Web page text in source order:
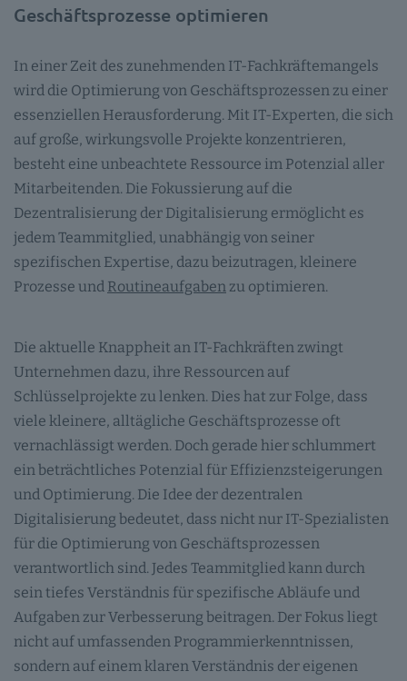
Geschäftsprozesse optimieren
In einer Zeit des zunehmenden IT-Fachkräftemangels
wird die Optimierung von Geschäftsprozessen zu einer
essenziellen Herausforderung. Mit IT-Experten, die sich
auf große, wirkungsvolle Projekte konzentrieren,
besteht eine unbeachtete Ressource im Potenzial aller
Mitarbeitenden. Die Fokussierung auf die
Dezentralisierung der Digitalisierung ermöglicht es
jedem Teammitglied, unabhängig von seiner
spezifischen Expertise, dazu beizutragen, kleinere
Prozesse und Routineaufgaben zu optimieren.
Die aktuelle Knappheit an IT-Fachkräften zwingt
Unternehmen dazu, ihre Ressourcen auf
Schlüsselprojekte zu lenken. Dies hat zur Folge, dass
viele kleinere, alltägliche Geschäftsprozesse oft
vernachlässigt werden. Doch gerade hier schlummert
ein beträchtliches Potenzial für Effizienzsteigerungen
und Optimierung. Die Idee der dezentralen
Digitalisierung bedeutet, dass nicht nur IT-Spezialisten
für die Optimierung von Geschäftsprozessen
verantwortlich sind. Jedes Teammitglied kann durch
sein tiefes Verständnis für spezifische Abläufe und
Aufgaben zur Verbesserung beitragen. Der Fokus liegt
nicht auf umfassenden Programmierkenntnissen,
sondern auf einem klaren Verständnis der eigenen